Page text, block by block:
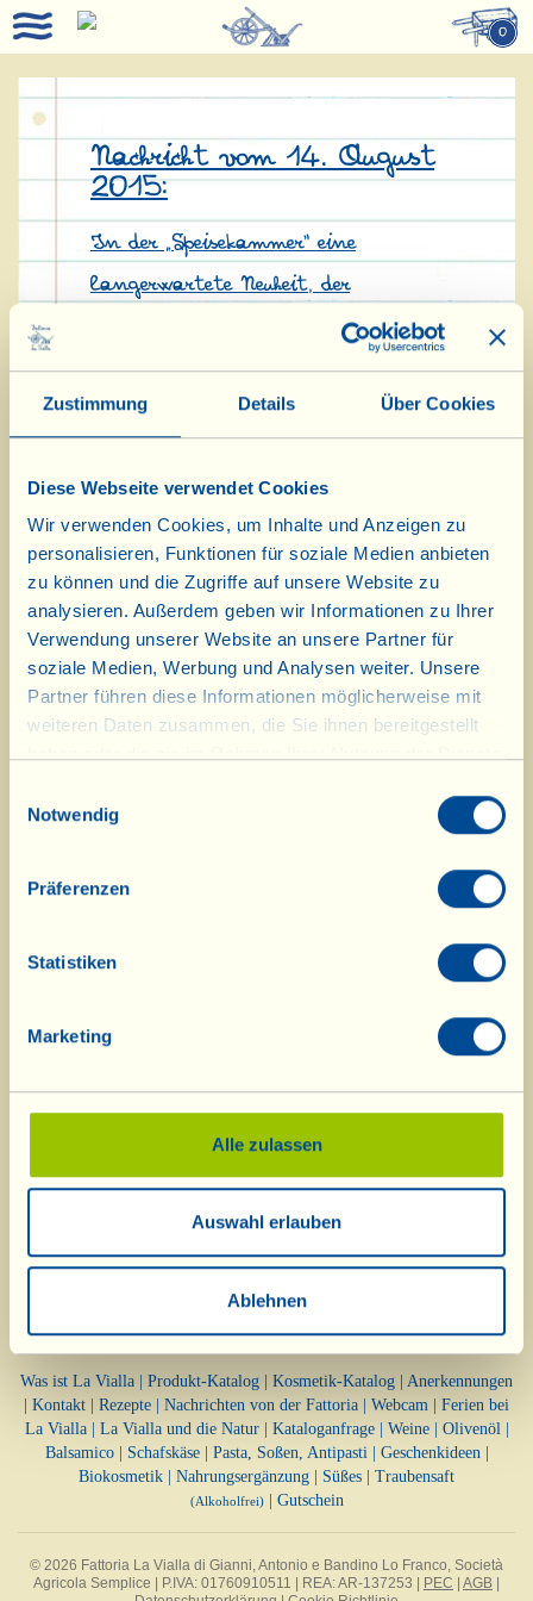
Zustimmung Details Über Cookies
Diese Webseite verwendet Cookies
Wir verwenden Cookies, um Inhalte und Anzeigen zu
personalisieren, Funktionen für soziale Medien anbieten
zu können und die Zugriffe auf unsere Website zu
analysieren. Außerdem geben wir Informationen zu Ihrer
Verwendung unserer Website an unsere Partner für
soziale Medien, Werbung und Analysen weiter. Unsere
Partner führen diese Informationen möglicherweise mit
weiteren Daten zusammen, die Sie ihnen bereitgestellt
Notwendig
Präferenzen
Statistiken
Marketing
Alle zulassen
Auswahl erlauben
Ablehnen
0
Nachricht vom 14. August
2015:
In der „Speisekammer“ eine
langerwartete Neuheit, der
„Balsamico Bianco“, ein dickflüssiger
und duftender Essig aus Trebbiano-
Trauben, ideal zum Verfeinern von
Gemüse oder Leckerbissen aus der
Pfanne wie die Auberginen-
Caponata. Um mehr darüber zu
erfahren, hier derLink zu seinem
kleinen Prospektund zum Rezept der
soeben bei der Vialla von Carmela
Was ist La Vialla Produkt-Katalog Kosmetik-Katalog
Anerkennungen
Kontakt Rezepte Nachrichten von der Fattoria Webcam
Ferien bei
La Vialla| La Vialla und die Natur| Kataloganfrage| Weine| Olivenöl|
Balsamico| Schafskäse| Pasta, Soßen, Antipasti| Geschenkideen|
Biokosmetik
Nahrungsergänzung Süßes Traubensaft
(Alkoholfrei)| Gutschein
© 2026 Fattoria La Vialla di Gianni, Antonio e Bandino Lo Franco, Società
Agricola Semplice | P.IVA: 01760910511 | REA: AR-137253 |
PEC AGB